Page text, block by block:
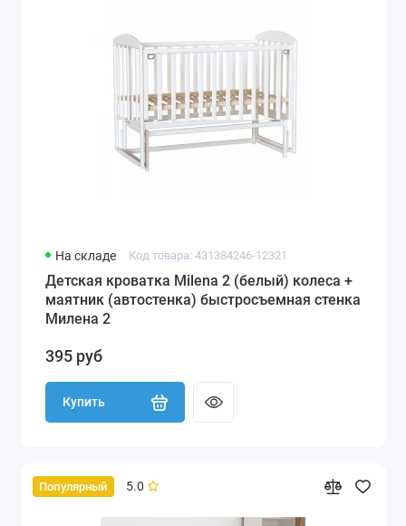
На складе Код товара: 431384246-12321
Детская кроватка Milena 2 (белый) колеса +
маятник (автостенка) быстросъемная стенка
Милена 2
395 руб
Купить
Популярный 5.0